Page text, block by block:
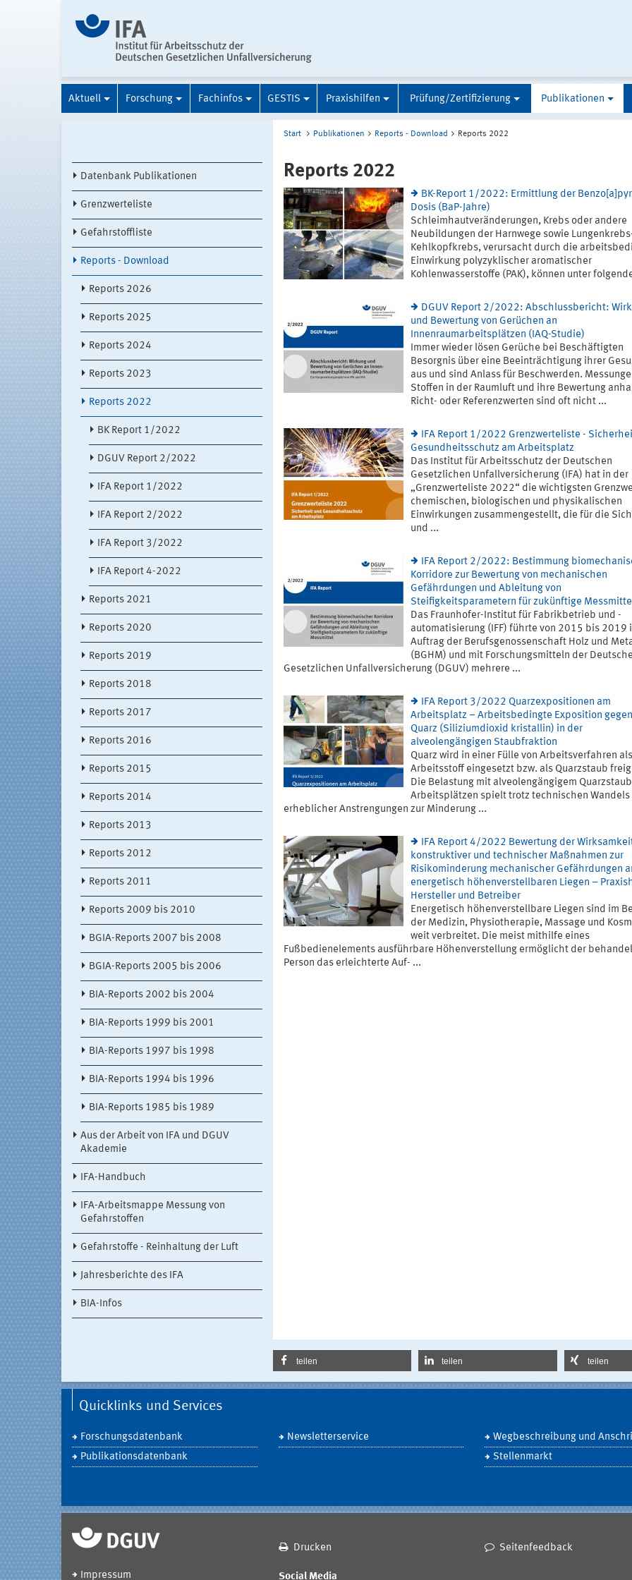
Aktuell Forschung Fachinfos GESTIS Praxishilfen Prüfung/Zertifizierung Publikationen
Datenbank Publikationen
Grenzwerteliste
Gefahrstoffliste
Reports - Download
Reports 2026
Reports 2025
Reports 2024
Reports 2023
Reports 2022
BK Report 1/2022
DGUV Report 2/2022
IFA Report 1/2022
IFA Report 2/2022
IFA Report 3/2022
IFA Report 4-2022
Reports 2021
Reports 2020
Reports 2019
Reports 2018
Reports 2017
Reports 2016
Reports 2015
Reports 2014
Reports 2013
Reports 2012
Reports 2011
Reports 2009 bis 2010
BGIA-Reports 2007 bis 2008
BGIA-Reports 2005 bis 2006
BIA-Reports 2002 bis 2004
BIA-Reports 1999 bis 2001
BIA-Reports 1997 bis 1998
BIA-Reports 1994 bis 1996
BIA-Reports 1985 bis 1989
Aus der Arbeit von IFA und DGUV
Akademie
IFA-Handbuch
IFA-Arbeitsmappe Messung von
Gefahrstoffen
Gefahrstoffe - Reinhaltung der Luft
Jahresberichte des IFA
BIA-Infos
Start Publikationen Reports - Download Reports 2022
Reports 2022
BK-Report 1/2022: Ermittlung der
Dosis (BaP-Jahre)
Schleimhautveränderungen, Krebs oder andere
Neubildungen der Harnwege sowie
Kehlkopfkrebs, verursacht durch die
Einwirkung polyzyklischer aromatischer
Kohlenwasserstoffe (PAK), können unter
DGUV Report 2/2022: Abschlussbericht:
und Bewertung von Gerüchen an
Innenraumarbeitsplätzen (IAQ-Studie)
Immer wieder lösen Gerüche bei Beschäftigten
Besorgnis über eine Beeinträchtigung ihrer
aus und sind Anlass für Beschwerden.
Stoffen in der Raumluft und ihre Bewertung
Richt- oder Referenzwerten sind oft nicht ...
IFA Report 1/2022 Grenzwerteliste -
Gesundheitsschutz am Arbeitsplatz
Das Institut für Arbeitsschutz der Deutschen
Gesetzlichen Unfallversicherung (IFA) hat in der
„Grenzwerteliste 2022“ die wichtigsten
chemischen, biologischen und physikalischen
Einwirkungen zusammengestellt, die für die
und ...
IFA Report 2/2022: Bestimmung
Korridore zur Bewertung von mechanischen
Gefährdungen und Ableitung von
Steifigkeitsparametern für zukünftige
Das Fraunhofer-Institut für Fabrikbetrieb und -
automatisierung (IFF) führte von 2015 bis 2019
Auftrag der Berufsgenossenschaft Holz und
(BGHM) und mit Forschungsmitteln der
Gesetzlichen Unfallversicherung (DGUV) mehrere ...
IFA Report 3/2022 Quarzexpositionen am
Arbeitsplatz – Arbeitsbedingte Exposition
Quarz (Siliziumdioxid kristallin) in der
alveolengängigen Staubfraktion
Quarz wird in einer Fülle von Arbeitsverfahren als
Arbeitsstoff eingesetzt bzw. als Quarzstaub
Die Belastung mit alveolengängigem
Arbeitsplätzen spielt trotz technischen Wandels
erheblicher Anstrengungen zur Minderung ...
IFA Report 4/2022 Bewertung der
konstruktiver und technischer Maßnahmen zur
Risikominderung mechanischer Gefährdungen
energetisch höhenverstellbaren Liegen –
Hersteller und Betreiber
Energetisch höhenverstellbare Liegen sind im
der Medizin, Physiotherapie, Massage und
weit verbreitet. Die meist mithilfe eines
Fußbedienelements ausführbare Höhenverstellung ermöglicht der
Person das erleichterte Auf- ...
teilen teilen teilen
Quicklinks und Services
Forschungsdatenbank
Publikationsdatenbank
Newsletterservice
Wegbeschreibung und
Stellenmarkt
Drucken Seitenfeedback
Impressum Social Media